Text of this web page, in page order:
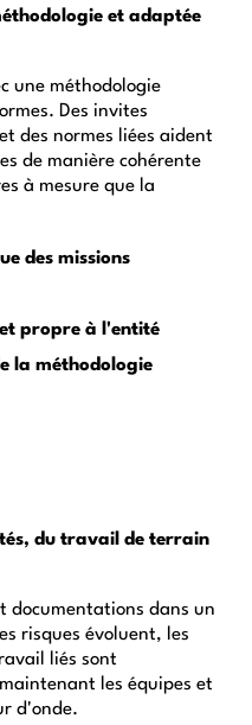
et adaptée
une méthodologie
Des invites
des normes liées aident
de manière cohérente
à mesure que la
des missions
propre à l'entité
la méthodologie
du travail de terrain
documentations dans un
risques évoluent, les
liés sont
les équipes et
d'onde.